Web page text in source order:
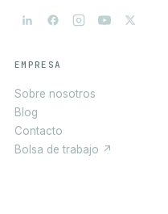
EMPRESA
Sobre nosotros
Blog
Contacto
Bolsa de trabajo ↗